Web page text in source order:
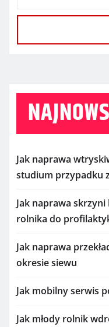
Jak naprawa
studium przypadku
Jak naprawa skrzyni
rolnika do
Jak naprawa
okresie siewu
Jak mobilny serwis
Jak młody rolnik